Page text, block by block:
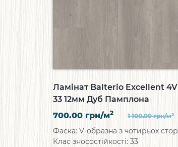
Ламінат Balterio Excellent 4V
33 12мм Дуб Памплона
700.00 грн/м2 1 100.00грн/м2
Клас зносостійкості: 33